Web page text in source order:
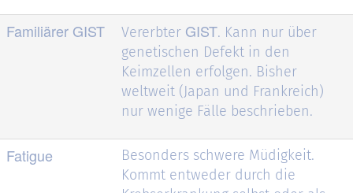
Familiärer GIST Vererbter GIST. Kann nur über
genetischen Defekt in den
Keimzellen erfolgen. Bisher
weltweit (Japan und Frankreich)
nur wenige Fälle beschrieben.
Fatigue
Besonders schwere Müdigkeit.
Kommt entweder durch die